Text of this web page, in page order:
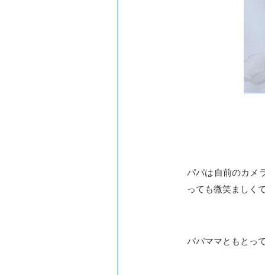
パパは自前のカメ
っても微笑ましく
パパママともとっ